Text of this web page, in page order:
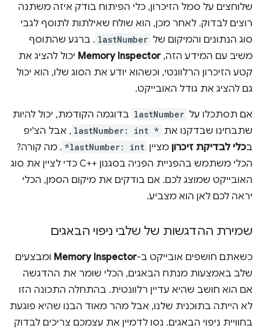
שלוחצים על סמל הזיכרון, כלי הפיתוח בודק איזה משתנה
רוצים לבדוק. לאחר מכן, הוא שולח שאילתות לתוסף לגבי
סוג הנתונים והמיקום של lastNumber . ברגע שהתוסף
משיב עם המידע הזה, Memory Inspector יכול להציג את
קטע הזיכרון הרלוונטי, וכשהוא יודע את הסוג שלו, הוא יכול
גם להציג את גודל האובייקט.
אם תסתכלו על lastNumber בדוגמה הקודמת, יכול להיות
שתבחינו שבדקנו את lastNumber: int * , אבל הצ'יפ
בכלי לבדיקת זיכרון מציין *lastNumber: int . מה קורה?
הכלי משתמש בהפניית הפניה בסגנון C++‎ כדי לציין את סוג
האובייקט שמוצג לכם. אם בודקים את מיקום הסמן, הכלי
יראה לכם לאן הוא מצביע.
שמירת ההדגשות של שלבי ניפוי הבאגים
כשאתם חושפים אובייקט ב-Memory Inspector ומבצעים
שלב באמצעות מנתח הבאגים, הכלי שומר את ההדגשה
אם הוא חושב שהיא עדיין רלוונטית. בהתחלה התכונה הזו
לא הייתה בתוכנית שלנו, אבל מהר מאוד הבנו שהיא פוגעת
בחוויית ניפוי הבאגים. נסו לדמיין את עצמכם צריכים לבדוק